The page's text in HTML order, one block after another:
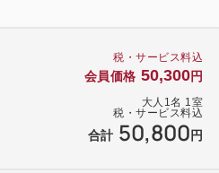
すので、お子様の人数など
トラベッド除く）につき1名
税・サービス料込
会員価格 50,300円
大人 1名 1室
税・サービス料込
合計 50,800 円